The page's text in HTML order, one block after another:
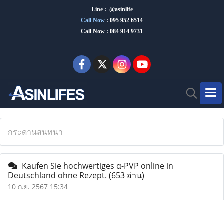
Line : @asinlife
Call Now : 095 952 6514
Call Now : 084 914 9731
กระดานสนทนา
Kaufen Sie hochwertiges α-PVP online in
Deutschland ohne Rezept. (653 อ่าน)
10 ก.ย. 2567 15:34